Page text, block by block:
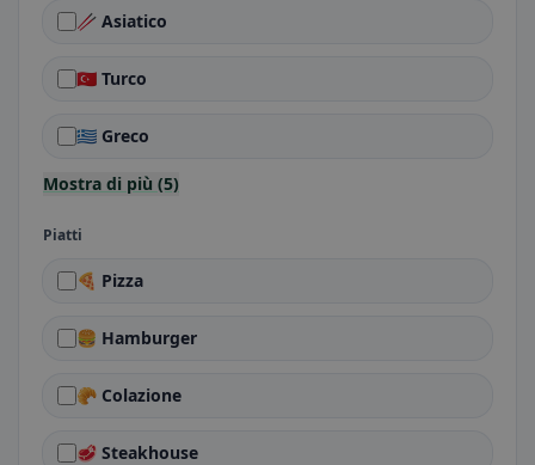
🥢 Asiatico
🇹🇷 Turco
🇬🇷 Greco
Mostra di più (5)
Piatti
🍕 Pizza
🍔 Hamburger
🥐 Colazione
🥩 Steakhouse